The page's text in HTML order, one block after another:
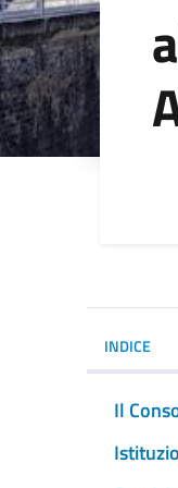
INDICE
Il